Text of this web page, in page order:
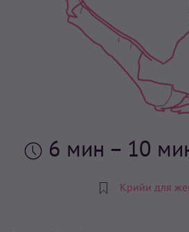
6 мин – 10
Крийи для